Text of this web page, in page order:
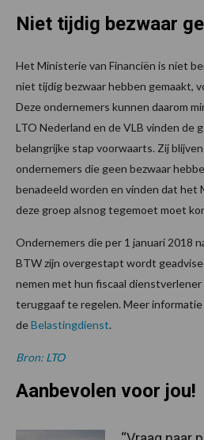
Niet tijdig bezwaar
Het Ministerie van Financiën is niet
niet tijdig bezwaar hebben gemaakt,
Deze ondernemers kunnen daarom
LTO Nederland en de VLB vinden de
belangrijke stap voorwaarts. Zij
ondernemers die geen bezwaar
benadeeld worden en vinden dat het
deze groep alsnog tegemoet moet
Ondernemers die per 1 januari 2018
BTW zijn overgestapt wordt
nemen met hun fiscaal
teruggaaf te regelen. Meer
deBelastingdienst.
Bron: LTO
Aanbevolen voor jou!